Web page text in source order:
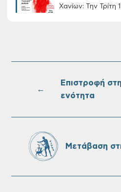
Χανίων: Την Τρίτη
Τακτική
←
Επιστροφή
ενότητα
Μετάβαση